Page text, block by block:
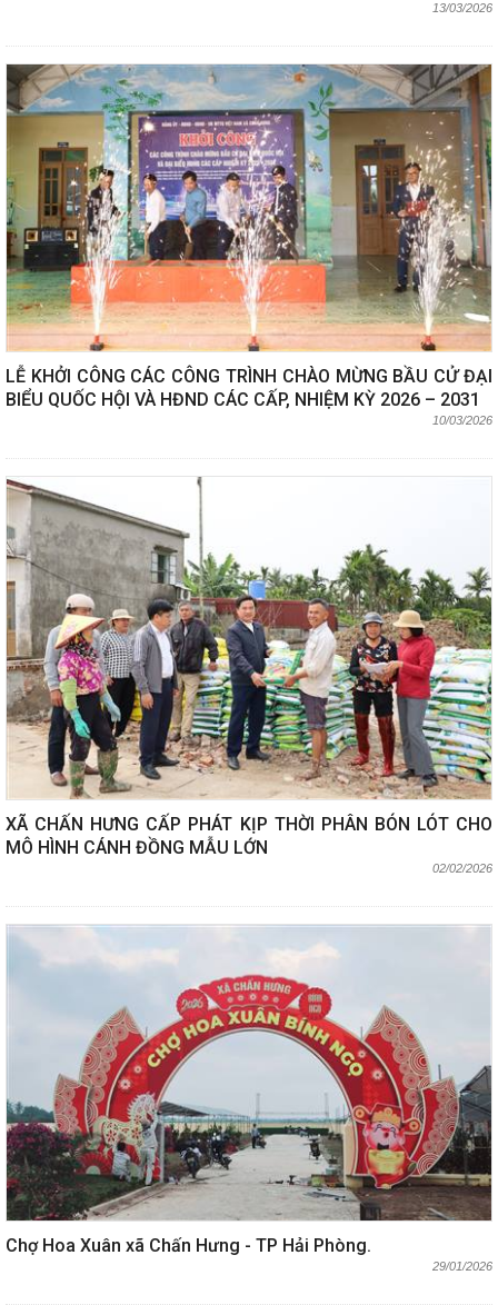
13/03/2026
LỄ KHỞI CÔNG CÁC CÔNG TRÌNH CHÀO MỪNG BẦU CỬ ĐẠI
BIỂU QUỐC HỘI VÀ HĐND CÁC CẤP, NHIỆM KỲ 2026 – 2031
10/03/2026
XÃ CHẤN HƯNG CẤP PHÁT KỊP THỜI PHÂN BÓN LÓT CHO
MÔ HÌNH CÁNH ĐỒNG MẪU LỚN
02/02/2026
Chợ Hoa Xuân xã Chấn Hưng - TP Hải Phòng.
29/01/2026